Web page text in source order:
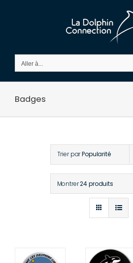
Aller à...
Badges
Trier parPopularité
Montrer24 produits